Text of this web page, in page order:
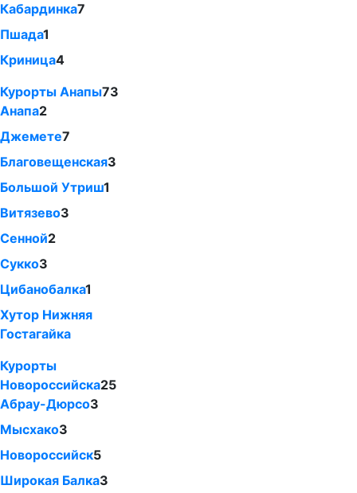
Кабардинка7
Пшада1
Криница4
Курорты Анапы73
Анапа2
Джемете7
Благовещенская3
Большой Утриш1
Витязево3
Сенной2
Сукко3
Цибанобалка1
Хутор Нижняя
Гостагайка
Курорты
Новороссийска25
Абрау-Дюрсо3
Мысхако3
Новороссийск5
Широкая Балка3